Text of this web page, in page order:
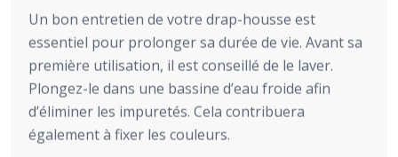
Un bon entretien de votre drap-housse est
essentiel pour prolonger sa durée de vie. Avant sa
première utilisation, il est conseillé de le laver.
Plongez-le dans une bassine d’eau froide afin
d’éliminer les impuretés. Cela contribuera
également à fixer les couleurs.